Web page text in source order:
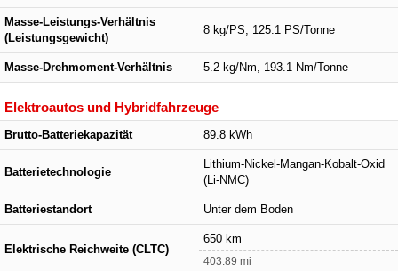
Masse-Leistungs-Verhältnis
(Leistungsgewicht)
8 kg/PS, 125.1 PS/Tonne
Masse-Drehmoment-Verhältnis 5.2 kg/Nm, 193.1 Nm/Tonne
Elektroautos und Hybridfahrzeuge
Brutto-Batteriekapazität 89.8 kWh
Batterietechnologie
Lithium-Nickel-Mangan-Kobalt-Oxid
(Li-NMC)
Batteriestandort Unter dem Boden
Elektrische Reichweite (CLTC)
650 km
403.89 mi